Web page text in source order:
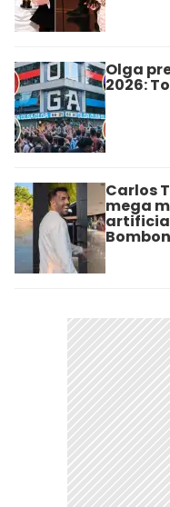
Olga
2026:
Carlos
mega